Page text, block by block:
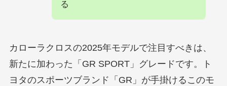
る
カローラクロスの2025年モデルで注目すべきは、
新たに加わった「GR SPORT」グレードです。ト
ヨタのスポーツブランド「GR」が手掛けるこのモ